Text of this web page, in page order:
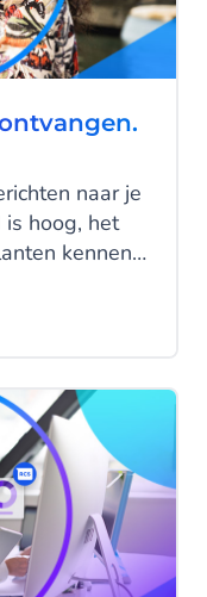
naar je
hoog, het
kennen
SMS